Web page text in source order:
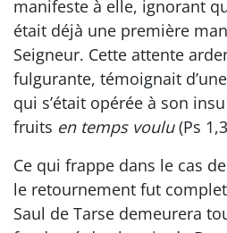
manifeste à elle, ignorant
était déjà une première
Seigneur. Cette attente
fulgurante, témoignait
qui s’était opérée à son
fruits en temps voulu(Ps
Ce qui frappe dans le cas
le retournement fut
Saul de Tarse demeurera